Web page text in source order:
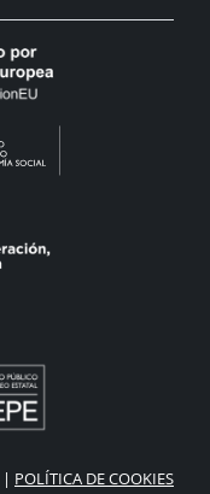
| POLÍTICA DE COOKIES